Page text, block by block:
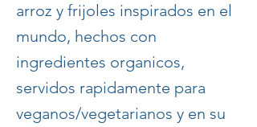
arroz y frijoles inspirados en el
mundo, hechos con
ingredientes organicos,
servidos rapidamente para
veganos/vegetarianos y en su